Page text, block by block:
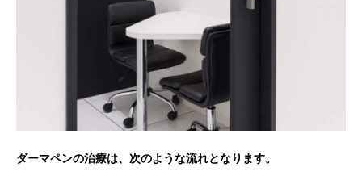
ダーマペンの治療は、次のような流れとなります。